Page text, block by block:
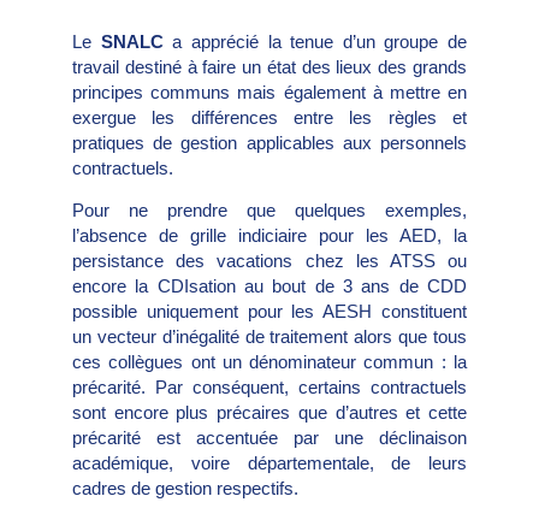
Le SNALCa apprécié la tenue d’un groupe de
travail destiné à faire un état des lieux des grands
principes communs mais également à mettre en
exergue les différences entre les règles et
pratiques de gestion applicables aux personnels
contractuels.
Pour ne prendre que quelques exemples,
l’absence de grille indiciaire pour les AED, la
persistance des vacations chez les ATSS ou
encore la CDIsation au bout de 3 ans de CDD
possible uniquement pour les AESH constituent
un vecteur d’inégalité de traitement alors que tous
ces collègues ont un dénominateur commun : la
précarité. Par conséquent, certains contractuels
sont encore plus précaires que d’autres et cette
précarité est accentuée par une déclinaison
académique, voire départementale, de leurs
cadres de gestion respectifs.